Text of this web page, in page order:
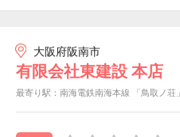
大阪府阪南市
有限会社東建設 本店
最寄り駅：南海電鉄南海本線 「鳥取ノ荘